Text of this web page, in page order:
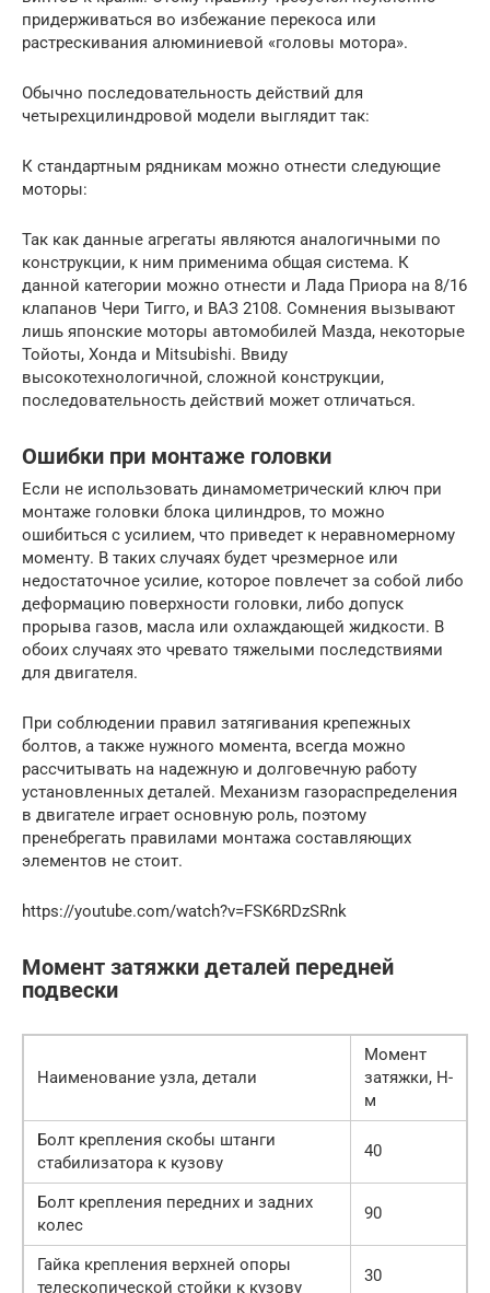
придерживаться во избежание перекоса или
растрескивания алюминиевой «головы мотора».
Обычно последовательность действий для
четырехцилиндровой модели выглядит так:
К стандартным рядникам можно отнести следующие
моторы:
Так как данные агрегаты являются аналогичными по
конструкции, к ним применима общая система. К
данной категории можно отнести и Лада Приора на 8/16
клапанов Чери Тигго, и ВАЗ 2108. Сомнения вызывают
лишь японские моторы автомобилей Мазда, некоторые
Тойоты, Хонда и Mitsubishi. Ввиду
высокотехнологичной, сложной конструкции,
последовательность действий может отличаться.
Ошибки при монтаже головки
Если не использовать динамометрический ключ при
монтаже головки блока цилиндров, то можно
ошибиться с усилием, что приведет к неравномерному
моменту. В таких случаях будет чрезмерное или
недостаточное усилие, которое повлечет за собой либо
деформацию поверхности головки, либо допуск
прорыва газов, масла или охлаждающей жидкости. В
обоих случаях это чревато тяжелыми последствиями
для двигателя.
При соблюдении правил затягивания крепежных
болтов, а также нужного момента, всегда можно
рассчитывать на надежную и долговечную работу
установленных деталей. Механизм газораспределения
в двигателе играет основную роль, поэтому
пренебрегать правилами монтажа составляющих
элементов не стоит.
https://youtube.com/watch?v=FSK6RDzSRnk
Момент затяжки деталей передней
подвески
Наименование узла, детали
Момент
затяжки, Н-
м
Болт крепления скобы штанги
стабилизатора к кузову
40
Болт крепления передних и задних
колес
90
Гайка крепления верхней опоры
телескопической стойки к кузову
30